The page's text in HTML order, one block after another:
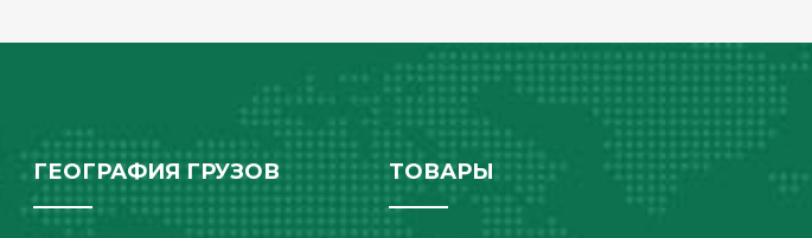
ГЕОГРАФИЯ ГРУЗОВ ТОВАРЫ